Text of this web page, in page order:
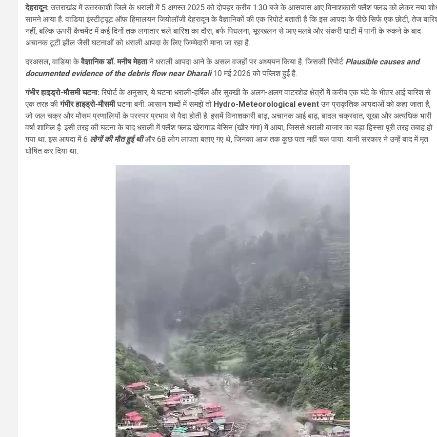
देहरादून: उत्तराखंड में उत्तरकाशी जिले के धराली में 5 अगस्त 2025 को दोपहर करीब 1:30 बजे के आसपास आए विनाशकारी फ्लैश फ्लड को लेकर नया
सामने आया है. वाडिया इंस्टीट्यूट ऑफ हिमालयन जियोलॉजी देहरादून के वैज्ञानिकों की एक रिपोर्ट बताती है कि इस आपदा के पीछे सिर्फ एक छोटी, तेज
नहीं, बल्कि ऊपरी कैचमेंट में कई दिनों तक लगातार चले बारिश का दौरा, बर्फ पिघलना, भूस्खलन से आए मलबे और संकरी घाटी में पानी के रुकने के बाद
अचानक टूटी झील जैसी घटनाओं को धराली आपदा के लिए जिम्मेदारी माना जा रहा है.
दरअसल, वाडिया केवैज्ञानिक डॉ. मनीष मेहताने धराली आपदा आने के असल वजहों पर अध्ययन किया है. जिसकी रिपोर्ट Plausible causes and
documented evidence of the debris flow near Dharali10 मई 2026 को पब्लिश हुई है.
गंभीर हाइड्रो-मौसमी घटना: रिपोर्ट के अनुसार, ये घटना धराली-हर्षिल और सुक्खी के अलग-अलग वाटरशेड क्षेत्रों में करीब एक घंटे के भीतर आई बारिश से
एक तरह कीगंभीर हाइड्रो-मौसमीघटना बनी. आसान शब्दों में समझे तो Hydro-Meteorological event उन प्राकृतिक आपदाओं को कहा जाता है,
जो जल चक्र और मौसम प्रणालियों के परस्पर प्रभाव से पैदा होती है. इसमें विनाशकारी बाढ़, अचानक आई बाढ़, बादल चक्रवात, सूखा और अत्यधिक भारी
वर्षा शामिल है. इसी तरह की घटना के बाद धराली में फ्लैश फ्लड खेरागाड बेसिन (खीर गंगा) में आया, जिससे धराली बाजार का बड़ा हिस्सा पूरी तरह तबाह हो
गया था. इस आपदा में 6 लोगों की मौत हुई थीऔर 68 लोग लापता बताए गए थे, जिनका आज तक कुछ पता नहीं चल पाया. यानी सरकार ने उन्हें बाद में मृत
घोषित कर दिया था.